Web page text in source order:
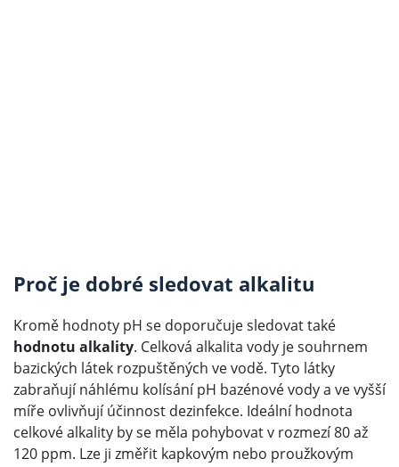
Proč je dobré sledovat alkalitu
Kromě hodnoty pH se doporučuje sledovat také
hodnotu alkality. Celková alkalita vody je souhrnem
bazických látek rozpuštěných ve vodě. Tyto látky
zabraňují náhlému kolísání pH bazénové vody a ve vyšší
míře ovlivňují účinnost dezinfekce. Ideální hodnota
celkové alkality by se měla pohybovat v rozmezí 80 až
120 ppm. Lze ji změřit kapkovým nebo proužkovým